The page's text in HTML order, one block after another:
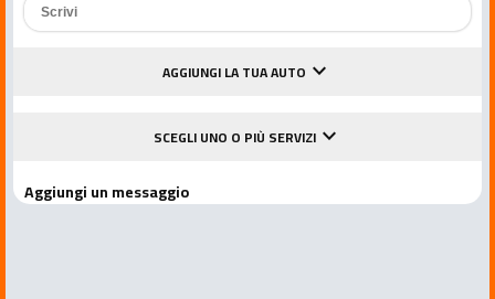
AGGIUNGI LA TUA AUTO keyboard_arrow_down
SCEGLI UNO O PIÙ SERVIZIkeyboard_arrow_down
Aggiungi un messaggio